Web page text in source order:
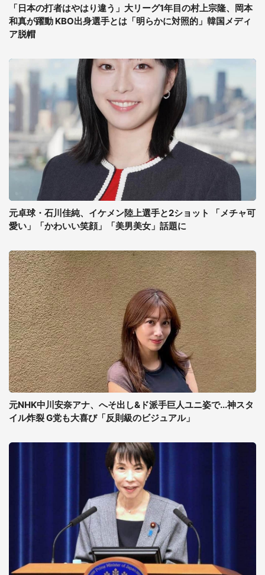
「日本の打者はやはり違う」大リーグ1年目の村上宗隆、岡本
和真が躍動 KBO出身選手とは「明らかに対照的」韓国メディ
ア脱帽
元卓球・石川佳純、イケメン陸上選手と2ショット 「メチャ可
愛い」「かわいい笑顔」「美男美女」話題に
元NHK中川安奈アナ、へそ出し&ド派手巨人ユニ姿で...神スタ
イル炸裂 G党も大喜び「反則級のビジュアル」